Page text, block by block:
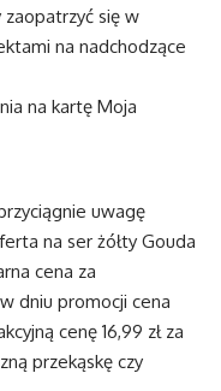
zaopatrzyć się w
na nadchodzące
na kartę Moja
uwagę
na ser żółty Gouda
cena za
dniu promocji cena
cenę 16,99 zł za
przekąskę czy